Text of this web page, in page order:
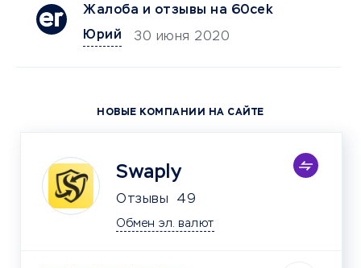
Жалоба и отзывы на 60cek
Юрий
30 июня 2020
НОВЫЕ КОМПАНИИ НА САЙТЕ
Swaply
Отзывы 49
Обмен эл. валют